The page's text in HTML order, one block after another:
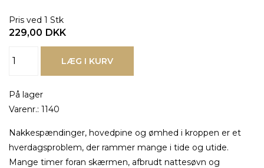
Pris ved 1 Stk
229,00 DKK
På lager
Varenr.: 1140
Nakkespændinger, hovedpine og ømhed i kroppen er et
hverdagsproblem, der rammer mange i tide og utide.
Mange timer foran skærmen, afbrudt nattesøvn og